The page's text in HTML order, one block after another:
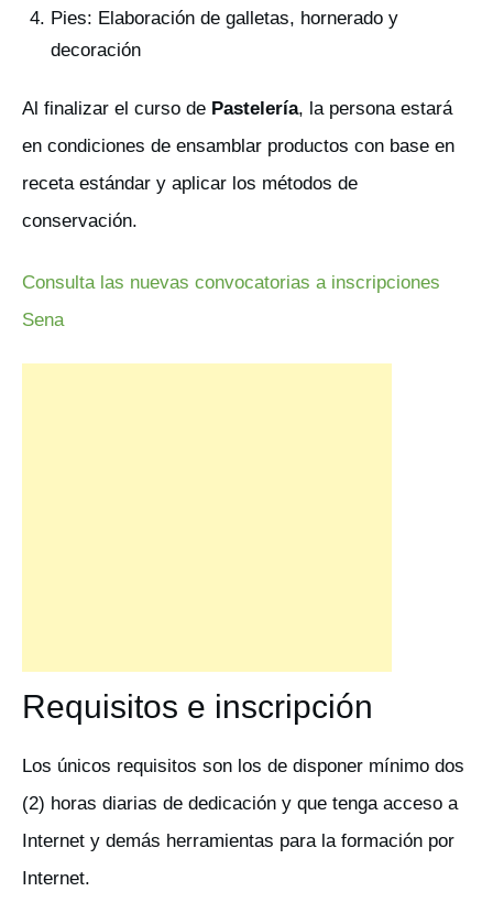
Pies: Elaboración de galletas, hornerado y
decoración
Al finalizar el curso de Pastelería, la persona estará
en condiciones de ensamblar productos con base en
receta estándar y aplicar los métodos de
conservación.
Consulta las nuevas convocatorias a inscripciones
Sena
Requisitos e inscripción
Los únicos requisitos son los de disponer mínimo dos
(2) horas diarias de dedicación y que tenga acceso a
Internet y demás herramientas para la formación por
Internet.